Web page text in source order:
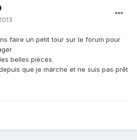
faire un petit tour sur le forum pour
belles pièces.
que je marche et ne suis pas prêt